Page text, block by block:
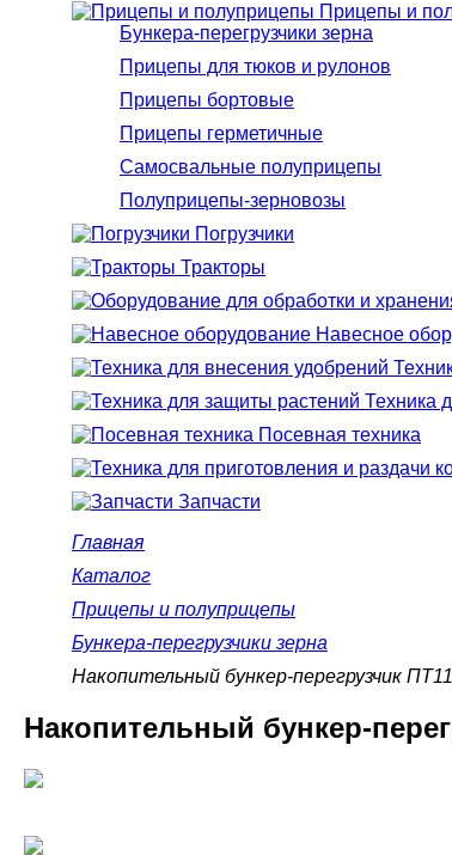
Прицепы и
Бункера-перегрузчики зерна
Прицепы для тюков и рулонов
Прицепы бортовые
Прицепы герметичные
Самосвальные полуприцепы
Полуприцепы-зерновозы
Погрузчики
Тракторы
Навесное
Техника
Посевная техника
Запчасти
Главная
Каталог
Прицепы и полуприцепы
Бункера-перегрузчики зерна
Накопительный бункер-перегрузчик ПТ11
Накопительный бункер-